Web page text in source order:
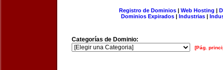
Registro de Dominios| Web Hosting |
Dominios Expirados | Industrias |
Categorías de Dominio:
[Pág.